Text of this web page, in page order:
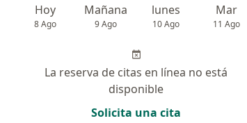
Hoy
8 Ago
Mañana
9 Ago
lunes
10 Ago
Mar
11 Ago
La reserva de citas en línea no está
disponible
Solicita una cita